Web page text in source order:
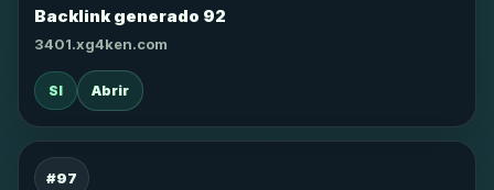
Backlink generado 92
3401.xg4ken.com
SI Abrir
#97